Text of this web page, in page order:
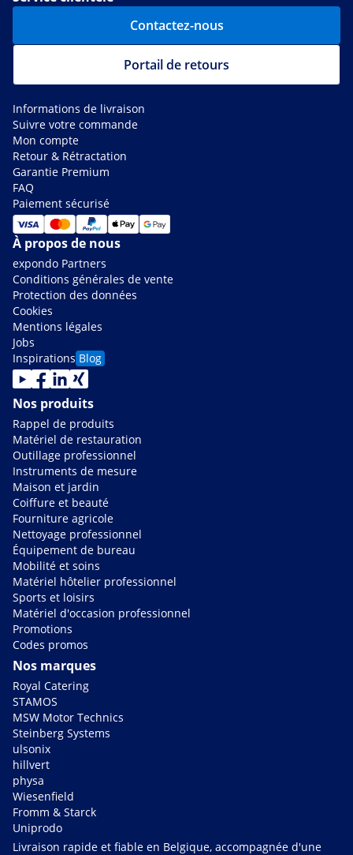
Contactez-nous
Portail de retours
Informations de livraison
Suivre votre commande
Mon compte
Retour & Rétractation
Garantie Premium
FAQ
Paiement sécurisé
À propos de nous
expondo Partners
Conditions générales de vente
Protection des données
Cookies
Mentions légales
Jobs
Inspirations Blog
Nos produits
Rappel de produits
Matériel de restauration
Outillage professionnel
Instruments de mesure
Maison et jardin
Coiffure et beauté
Fourniture agricole
Nettoyage professionnel
Équipement de bureau
Mobilité et soins
Matériel hôtelier professionnel
Sports et loisirs
Matériel d'occasion professionnel
Promotions
Codes promos
Nos marques
Royal Catering
STAMOS
MSW Motor Technics
Steinberg Systems
ulsonix
hillvert
physa
Wiesenfield
Fromm & Starck
Uniprodo
Livraison rapide et fiable en Belgique, accompagnée d'une